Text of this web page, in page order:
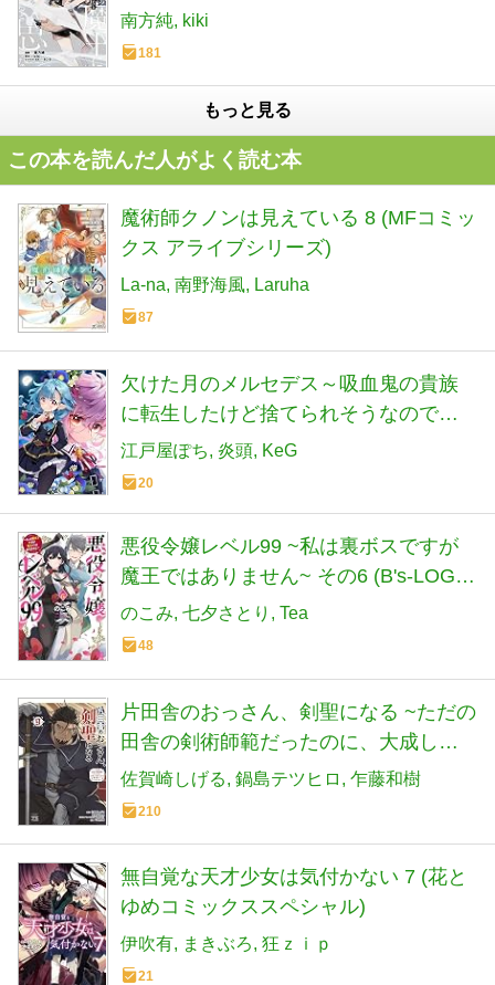
で、王都で気ままに暮らしたい THE
COMIC 1 (ライドコミックス)
南方純 kiki
181
もっと見る
この本を読んだ人がよく読む本
魔術師クノンは見えている 8 (MFコミッ
クス アライブシリーズ)
La-na 南野海風 Laruha
87
欠けた月のメルセデス～吸血鬼の貴族
に転生したけど捨てられそうなのでダ
ンジョンを制覇する～＠COMIC 第6巻
(コロナ・コミックス)
江戸屋ぽち 炎頭 KeG
20
悪役令嬢レベル99 ~私は裏ボスですが
魔王ではありません~ その6 (B's-LOG
COMICS)
のこみ 七夕さとり Tea
48
片田舎のおっさん、剣聖になる ~ただの
田舎の剣術師範だったのに、大成した
弟子たちが俺を放ってくれない件~ 9 (9)
(ヤングチャンピオンコミックス)
佐賀崎しげる 鍋島テツヒロ 乍藤和樹
210
無自覚な天才少女は気付かない 7 (花と
ゆめコミックススペシャル)
伊吹有 まきぶろ 狂ｚｉｐ
21